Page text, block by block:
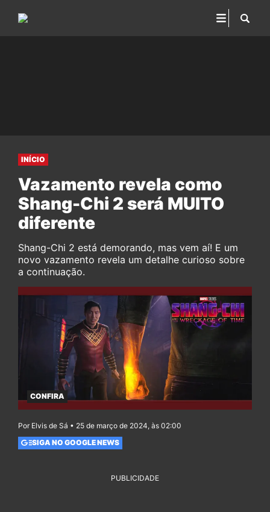
INÍCIO
Vazamento revela como
Shang-Chi 2 será MUITO
diferente
Shang-Chi 2 está demorando, mas vem aí! E um
novo vazamento revela um detalhe curioso sobre
a continuação.
CONFIRA
Por Elvis de Sá • 25 de março de 2024, às 02:00
SIGA NO GOOGLE NEWS
PUBLICIDADE